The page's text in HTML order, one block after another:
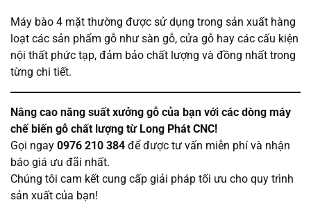
Máy bào 4 mặt thường được sử dụng trong sản xuất hàng
loạt các sản phẩm gỗ như sàn gỗ, cửa gỗ hay các cấu kiện
nội thất phức tạp, đảm bảo chất lượng và đồng nhất trong
từng chi tiết.
Nâng cao năng suất xưởng gỗ của bạn với các dòng máy
chế biến gỗ chất lượng từ Long Phát CNC!
Gọi ngay 0976 210 384 để được tư vấn miễn phí và nhận
báo giá ưu đãi nhất.
Chúng tôi cam kết cung cấp giải pháp tối ưu cho quy trình
sản xuất của bạn!